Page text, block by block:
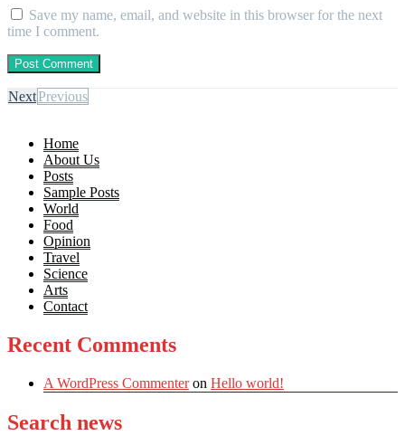
Save my name, email, and website in this browser for the next
time I comment.
NextPrevious
Home
About Us
Posts
Sample Posts
World
Food
Opinion
Travel
Science
Arts
Contact
Recent Comments
A WordPress Commenteron Hello world!
Search news